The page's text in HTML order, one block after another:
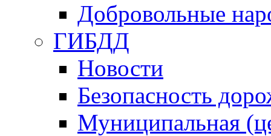
Добровольные
ГИБДД
Новости
Безопасность
Муниципальная